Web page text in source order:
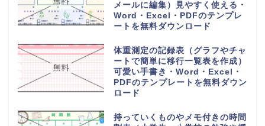
メールに編集）見やすく使える・
Word・Excel・PDFのテンプレ
ートを無料ダウンロード
体重測定の記録表（グラフやチャ
ートで簡単に移行一覧表を作成）
可愛い手書き・Word・Excel・
PDFのテンプレートを無料ダウン
ロード
持っていくものやメモ付きの時間